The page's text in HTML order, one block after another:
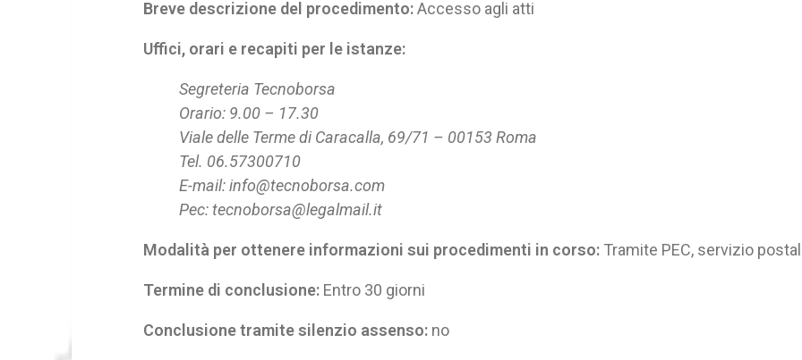
Breve descrizione del procedimento:Accesso agli atti
Uffici, orari e recapiti per le istanze:
Segreteria Tecnoborsa
Orario: 9.00 – 17.30
Viale delle Terme di Caracalla, 69/71 – 00153 Roma
Tel. 06.57300710
E-mail: info@tecnoborsa.com
Pec: tecnoborsa@legalmail.it
Modalità per ottenere informazioni sui procedimenti in corso: Tramite PEC, servizio
Termine di conclusione: Entro 30 giorni
Conclusione tramite silenzio assenso: no